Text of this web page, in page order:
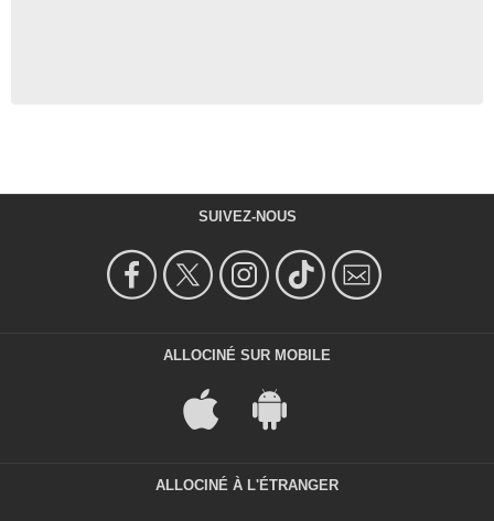
SUIVEZ-NOUS
ALLOCINÉ SUR MOBILE
ALLOCINÉ À L'ÉTRANGER